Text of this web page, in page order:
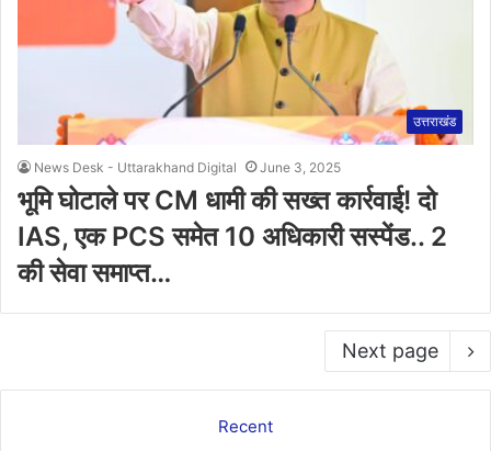
उत्तराखंड
News Desk - Uttarakhand Digital June 3, 2025
भूमि घोटाले पर CM धामी की सख्त कार्रवाई! दो
IAS, एक PCS समेत 10 अधिकारी सस्पेंड.. 2
की सेवा समाप्त…
Next page
Recent